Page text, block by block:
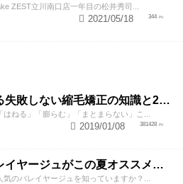
ZEST立川南口店一年目の松井秀司...
344
2021/05/18
美容師が教える失敗しない縮毛矯正の知識と2つのテクニック
はねる」「膨らむ」「まとまらない」こ...
381428
2019/01/08
【大人気】バレイヤージュがこの夏オススメな理由！！
のバレイヤージュを知っていますか？...